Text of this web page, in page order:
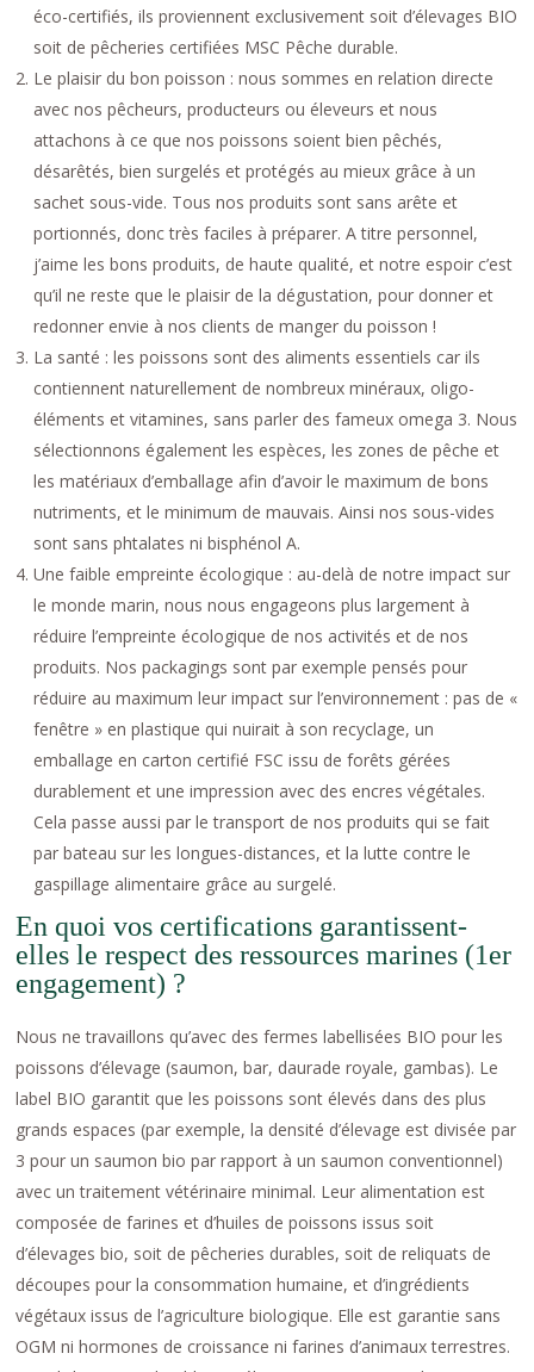
éco-certifiés, ils proviennent exclusivement soit d’élevages BIO
soit de pêcheries certifiées MSC Pêche durable.
Le plaisir du bon poisson : nous sommes en relation directe
avec nos pêcheurs, producteurs ou éleveurs et nous
attachons à ce que nos poissons soient bien pêchés,
désarêtés, bien surgelés et protégés au mieux grâce à un
sachet sous-vide. Tous nos produits sont sans arête et
portionnés, donc très faciles à préparer. A titre personnel,
j’aime les bons produits, de haute qualité, et notre espoir c’est
qu’il ne reste que le plaisir de la dégustation, pour donner et
redonner envie à nos clients de manger du poisson !
La santé : les poissons sont des aliments essentiels car ils
contiennent naturellement de nombreux minéraux, oligo-
éléments et vitamines, sans parler des fameux omega 3. Nous
sélectionnons également les espèces, les zones de pêche et
les matériaux d’emballage afin d’avoir le maximum de bons
nutriments, et le minimum de mauvais. Ainsi nos sous-vides
sont sans phtalates ni bisphénol A.
Une faible empreinte écologique : au-delà de notre impact sur
le monde marin, nous nous engageons plus largement à
réduire l’empreinte écologique de nos activités et de nos
produits. Nos packagings sont par exemple pensés pour
réduire au maximum leur impact sur l’environnement : pas de «
fenêtre » en plastique qui nuirait à son recyclage, un
emballage en carton certifié FSC issu de forêts gérées
durablement et une impression avec des encres végétales.
Cela passe aussi par le transport de nos produits qui se fait
par bateau sur les longues-distances, et la lutte contre le
gaspillage alimentaire grâce au surgelé.
En quoi vos certifications garantissent-
elles le respect des ressources marines (1er
engagement) ?
Nous ne travaillons qu’avec des fermes labellisées BIO pour les
poissons d’élevage (saumon, bar, daurade royale, gambas). Le
label BIO garantit que les poissons sont élevés dans des plus
grands espaces (par exemple, la densité d’élevage est divisée par
3 pour un saumon bio par rapport à un saumon conventionnel)
avec un traitement vétérinaire minimal. Leur alimentation est
composée de farines et d’huiles de poissons issus soit
d’élevages bio, soit de pêcheries durables, soit de reliquats de
découpes pour la consommation humaine, et d’ingrédients
végétaux issus de l’agriculture biologique. Elle est garantie sans
OGM ni hormones de croissance ni farines d’animaux terrestres.